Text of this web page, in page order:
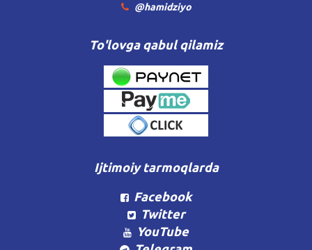
@hamidziyo
To'lovga qabul qilamiz
Ijtimoiy tarmoqlarda
Facebook
Twitter
YouTube